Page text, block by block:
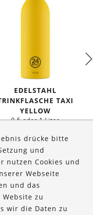
EDELSTAHL
TAXI
YELLOW
0,5 oder 1 Liter
drücke bitte
und
nutzen Cookies und
Webseite
und das
zu
wir die Daten zu